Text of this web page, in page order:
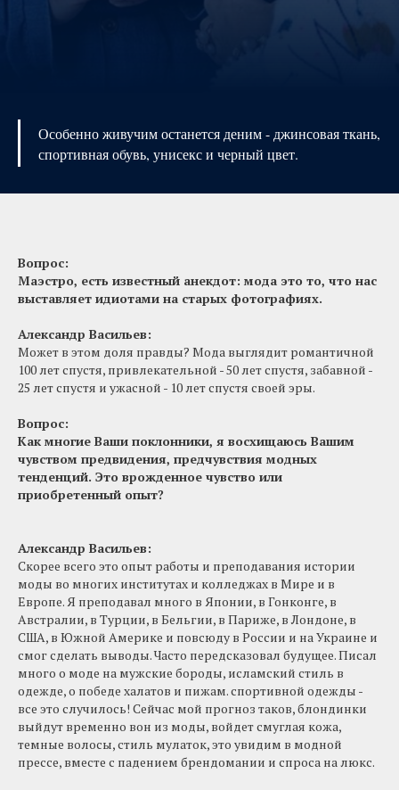
Особенно живучим останется деним - джинсовая ткань,
спортивная обувь, унисекс и черный цвет.
Вопрос:
Маэстро, есть известный анекдот: мода это то, что нас
выставляет идиотами на старых фотографиях.
Александр Васильев:
Может в этом доля правды? Мода выглядит романтичной
100 лет спустя, привлекательной - 50 лет спустя, забавной -
25 лет спустя и ужасной - 10 лет спустя своей эры.
Вопрос:
Как многие Ваши поклонники, я восхищаюсь Вашим
чувством предвидения, предчувствия модных
тенденций. Это врожденное чувство или
приобретенный опыт?
Александр Васильев:
Скорее всего это опыт работы и преподавания истории
моды во многих институтах и колледжах в Мире и в
Европе. Я преподавал много в Японии, в Гонконге, в
Австралии, в Турции, в Бельгии, в Париже, в Лондоне, в
США, в Южной Америке и повсюду в России и на Украине и
смог сделать выводы. Часто передсказовал будущее. Писал
много о моде на мужские бороды, исламский стиль в
одежде, о победе халатов и пижам. спортивной одежды -
все это случилось! Сейчас мой прогноз таков, блондинки
выйдут временно вон из моды, войдет смуглая кожа,
темные волосы, стиль мулаток, это увидим в модной
прессе, вместе с падением брендомании и спроса на люкс.